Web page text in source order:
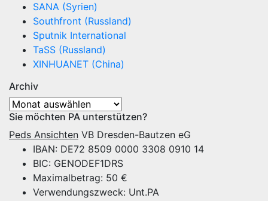
SANA (Syrien)
Southfront (Russland)
Sputnik International
TaSS (Russland)
XINHUANET (China)
Archiv
Archiv
Sie möchten PA unterstützen?
Peds Ansichten VB Dresden-Bautzen eG
IBAN: DE72 8509 0000 3308 0910 14
BIC: GENODEF1DRS
Maximalbetrag: 50 €
Verwendungszweck: Unt.PA